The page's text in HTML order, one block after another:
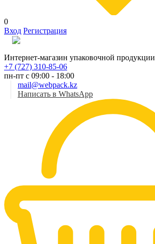
0
Вход Регистрация
Интернет-магазин упаковочной продукции
+7 (727) 310-85-06
пн-пт с 09:00 - 18:00
mail@webpack.kz
Написать в WhatsApp